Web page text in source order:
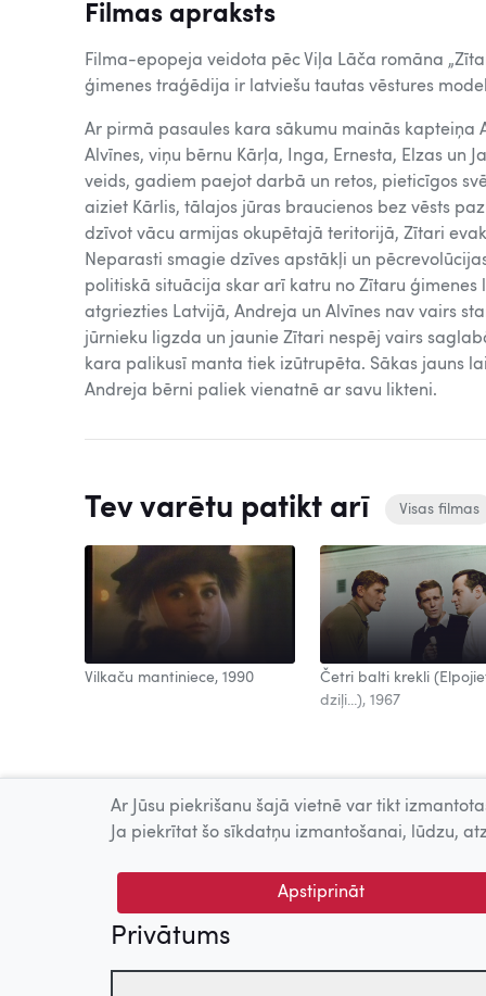
Filmas apraksts
Filma-epopeja veidota pēc Viļa Lāča romāna
ģimenes traģēdija ir latviešu tautas vēstures
Ar pirmā pasaules kara sākumu mainās kapteiņa
Alvīnes, viņu bērnu Kārļa, Inga, Ernesta, Elzas un
veids, gadiem paejot darbā un retos, pieticīgos
aiziet Kārlis, tālajos jūras braucienos bez vēsts
dzīvot vācu armijas okupētajā teritorijā, Zītari
Neparasti smagie dzīves apstākļi un
politiskā situācija skar arī katru no Zītaru ģimenes
atgriezties Latvijā, Andreja un Alvīnes nav vairs
jūrnieku ligzda un jaunie Zītari nespēj vairs
kara palikusī manta tiek izūtrupēta. Sākas jauns
Andreja bērni paliek vienatnē ar savu likteni.
Tev varētu patikt arī Visas filmas
Vilkaču mantiniece, 1990
Četri balti krekli
dziļi...), 1967
© 2026 Nacionālais Kino centrs, Kultūras informācijas
Ar Jūsu piekrišanu šajā vietnē var tikt
Ja piekrītat šo sīkdatņu izmantošanai, lūdzu,
Apstiprināt
Privātums